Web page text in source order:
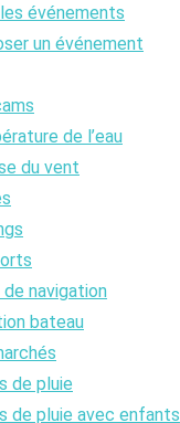
événements
un événement
de l’eau
du vent
navigation
bateau
de pluie
de pluie avec enfants